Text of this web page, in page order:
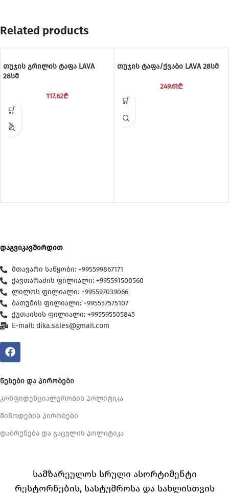
Related products
თუჯის გრილის ტაფა LAVA
28სმ
117.62₾
თუჯის ტაფა/ქვაბი LAVA 28სმ
249.61₾
დაგვიკავშირდით
მთავარი საწყობი: +995599867171
ქავთარაძის ფილიალი: +995591500560
ლილოს ფილიალი: +995597039066
ბათუმის ფილიალი: +995557575107
ქუთაისის ფილიალი: +995595505845
E-mail: dika.sales@gmail.com
ᲬᲔᲡᲔᲑᲘ ᲓᲐ ᲞᲘᲠᲝᲑᲔᲑᲘ
კონფიდენციალურობის პოლიტიკა
მიწოდების პირობები
დაბრუნება და გაცვლის პოლიტიკა
სამზარეულოს სრული ასორტიმენტი
რესტორნების, სასტუმროსა და სახლისთვის